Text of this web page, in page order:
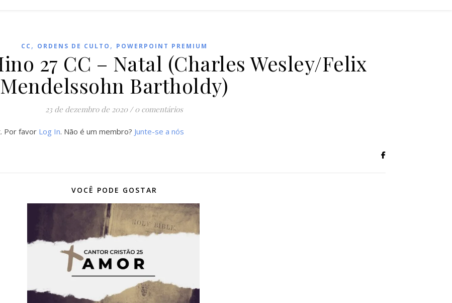
CC , ORDENS DE CULTO , POWERPOINT PREMIUM
27 CC – Natal (Charles Wesley/Felix
Mendelssohn Bartholdy)
23 de dezembro de 2020 / 0 comentários
Por favor Log In. Não é um membro? Junte-se a nós
VOCÊ PODE GOSTAR